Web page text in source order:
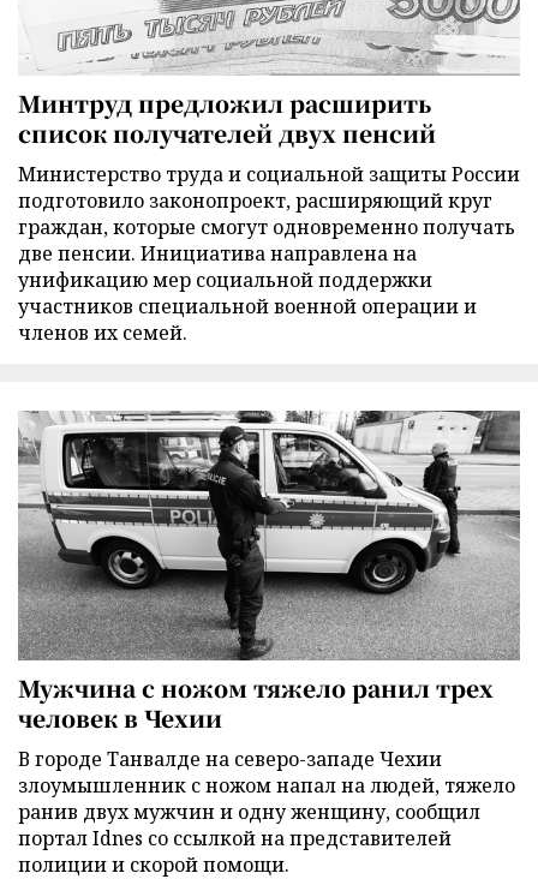
Минтруд предложил расширить
список получателей двух пенсий
Министерство труда и социальной защиты России
подготовило законопроект, расширяющий круг
граждан, которые смогут одновременно получать
две пенсии. Инициатива направлена на
унификацию мер социальной поддержки
участников специальной военной операции и
членов их семей.
Мужчина с ножом тяжело ранил трех
человек в Чехии
В городе Танвалде на северо-западе Чехии
злоумышленник с ножом напал на людей, тяжело
ранив двух мужчин и одну женщину, сообщил
портал Idnes со ссылкой на представителей
полиции и скорой помощи.